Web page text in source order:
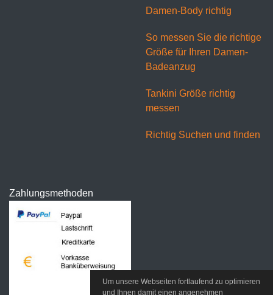
Damen-Body richtig
So messen Sie die richtige
Größe für Ihren Damen-
Badeanzug
Tankini Größe richtig
messen
Richtig Suchen und finden
Zahlungsmethoden
Um unsere Webseiten fortlaufend zu optimieren
und Ihnen damit einen angenehmen